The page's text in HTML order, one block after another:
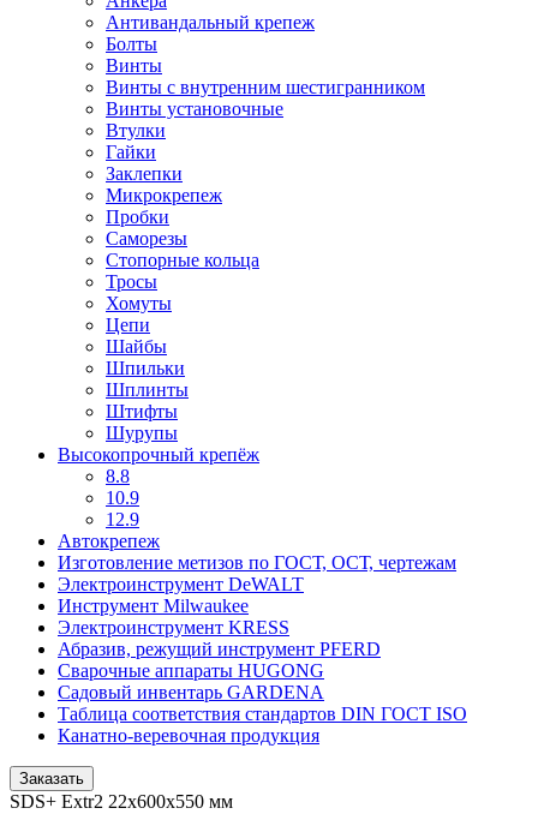
Антивандальный крепеж
Болты
Винты
Винты с внутренним шестигранником
Винты установочные
Втулки
Гайки
Заклепки
Микрокрепеж
Пробки
Саморезы
Стопорные кольца
Тросы
Хомуты
Цепи
Шайбы
Шпильки
Шплинты
Штифты
Шурупы
Высокопрочный крепёж
8.8
10.9
12.9
Автокрепеж
Изготовление метизов по ГОСТ, ОСТ, чертежам
Электроинструмент DeWALT
Инструмент Milwaukee
Электроинструмент KRESS
Абразив, режущий инструмент PFERD
Сварочные аппараты HUGONG
Садовый инвентарь GARDENA
Таблица соответствия стандартов DIN ГОСТ ISO
Канатно-веревочная продукция
Заказать
SDS+ Extr2 22х600х550 мм